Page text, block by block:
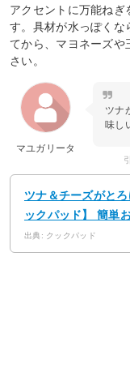
アクセントに万能ね
す。具材が水っぽくな
てから、マヨネーズ
さい。
マユガリータ
ツナ
味し
ツナ＆チーズがと
ックパッド】 簡単
出典: クックパッド